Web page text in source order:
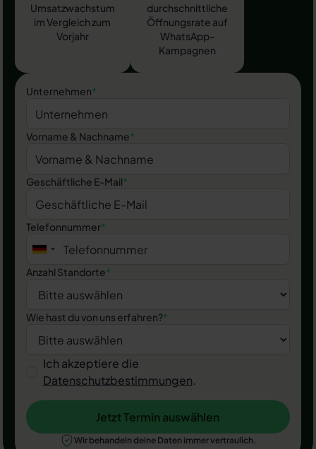
Umsatzwachstum
im Vergleich zum
Vorjahr
durchschnittliche
Öffnungsrate auf
WhatsApp-
Kampagnen
Unternehmen*
Vorname & Nachname*
Geschäftliche E-Mail*
Telefonnummer*
Anzahl Standorte*
Wie hast du von uns erfahren?*
Ich akzeptiere die
Datenschutzbestimmungen.
Jetzt Termin auswählen
Jetzt Termin auswählen
Wir behandeln deine Daten immer vertraulich.